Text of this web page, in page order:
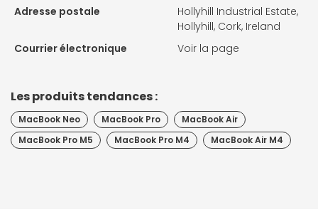
Adresse postale
Hollyhill Industrial Estate,
Hollyhill, Cork, Ireland
Courrier électronique
Voir la page
Les produits tendances :
MacBook Neo MacBook Pro
MacBook Air
MacBook Pro M5
MacBook Pro M4 MacBook Air M4